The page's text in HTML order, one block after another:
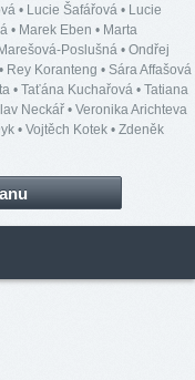
• Lucie Šafářová • Lucie
• Marek Eben • Marta
Poslušná • Ondřej
• Rey Koranteng • Sára Affašová
• Taťána Kuchařová • Tatiana
Neckář • Veronika Arichteva
• Vojtěch Kotek • Zdeněk